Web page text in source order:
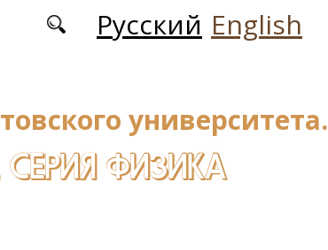
Русский English
университета.
ФИЗИКА